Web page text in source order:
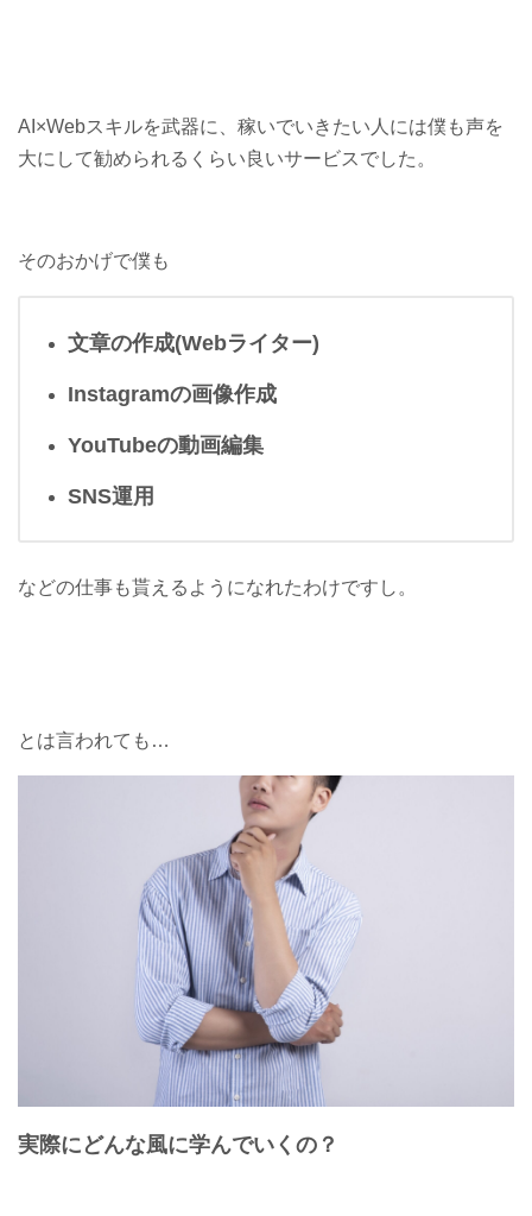
AI×Webスキルを武器に、稼いでいきたい人には僕も声を
大にして勧められるくらい良いサービスでした。
そのおかげで僕も
文章の作成(Webライター)
Instagramの画像作成
YouTubeの動画編集
SNS運用
などの仕事も貰えるようになれたわけですし。
とは言われても…
実際にどんな風に学んでいくの？